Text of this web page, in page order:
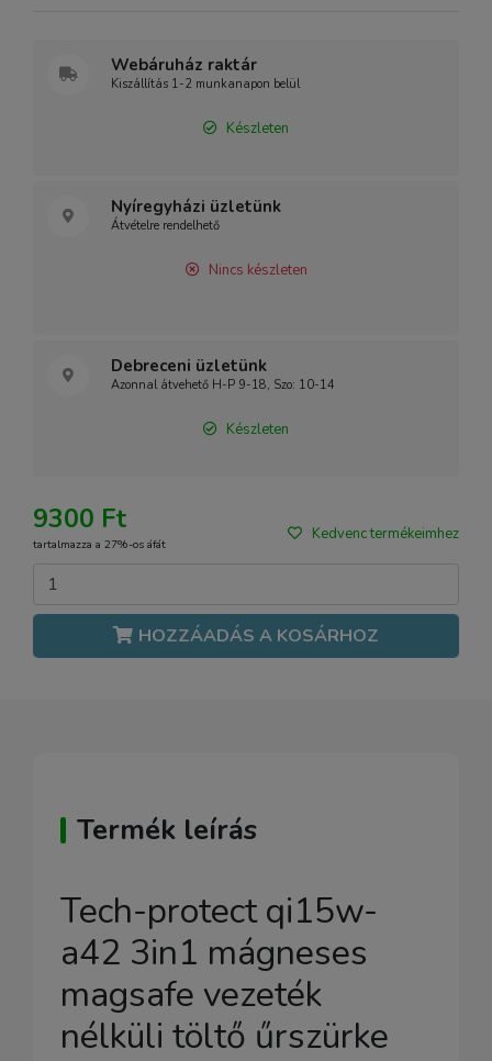
Webáruház raktár
Kiszállítás 1-2 munkanapon belül
Készleten
Nyíregyházi üzletünk
Átvételre rendelhető
Nincs készleten
Debreceni üzletünk
Azonnal átvehető H-P 9-18, Szo: 10-14
Készleten
9300 Ft
tartalmazza a 27%-os áfát
Kedvenc termékeimhez
HOZZÁADÁS A KOSÁRHOZ
Termék leírás
Tech-protect qi15w-
a42 3in1 mágneses
magsafe vezeték
nélküli töltő űrszürke